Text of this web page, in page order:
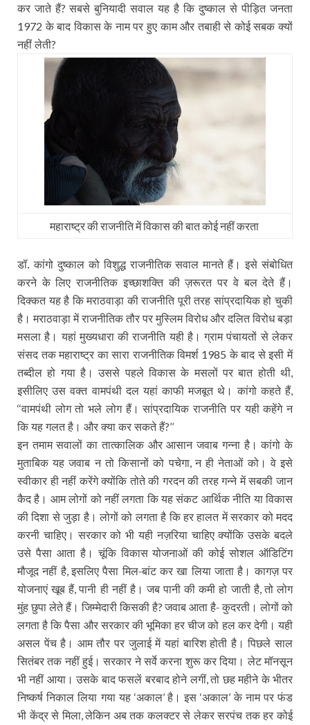
कर जाते हैं?सबसे बुनियादी सवाल यह है कि दुष्काल से पीड़ित जनता
1972 के बाद विकास के नाम पर हुए काम और तबाही से कोई सबक क्यों
नहीं लेती?
महाराष्‍ट्र की राजनीति में विकास की बात कोई नहीं करता
डॉ. कांगो दुष्काल को विशुद्ध राजनीतिक सवाल मानते हैं। इसे संबोधित
करने के लिए राजनीतिक इच्छाशक्ति की ज़रूरत पर वे बल देते हैं।
दिक्कत यह है कि मराठवाड़ा की राजनीति पूरी तरह सांप्रदायिक हो चुकी
है। मराठवाड़ा में राजनीतिक तौर पर मुस्लिम विरोध और दलित विरोध बड़ा
मसला है। यहां मुख्यधारा की राजनीति यही है। ग्राम पंचायतों से लेकर
संसद तक महाराष्ट्र का सारा राजनीतिक विमर्श 1985 के बाद से इसी में
तब्दील हो गया है। उससे पहले विकास के मसलों पर बात होती थी,
इसीलिए उस वक्त वामपंथी दल यहां काफी मजबूत थे। कांगो कहते हैं,
‘‘वामपंथी लोग तो भले लोग हैं। सांप्रदायिक राजनीति पर यही कहेंगे न
कि यह गलत है। और क्या कर सकते हैं?’’
इन तमाम सवालों का तात्कालिक और आसान जवाब गन्ना है। कांगो के
मुताबिक यह जवाब न तो किसानों को पचेगा,न ही नेताओं को। वे इसे
स्वीकार ही नहीं करेंगे क्योंकि तोते की गरदन की तरह गन्ने में सबकी जान
कैद है। आम लोगों को नहीं लगता कि यह संकट आर्थिक नीति या विकास
की दिशा से जुड़ा है। लोगों को लगता है कि हर हालत में सरकार को मदद
करनी चाहिए। सरकार को भी यही नज़रिया चाहिए क्योंकि उसके बदले
उसे पैसा आता है। चूंकि विकास योजनाओं की कोई सोशल ऑडिटिंग
मौजूद नहीं है,इसलिए पैसा मिल-बांट कर खा लिया जाता है। कागज़ पर
योजनाएं खूब हैं,पानी ही नहीं है। जब पानी की कमी हो जाती है,तो लोग
मुंह छुपा लेते हैं। जिम्मेदारी किसकी है?जवाब आता है- कुदरती। लोगों को
लगता है कि पैसा और सरकार की भूमिका हर चीज को हल कर देगी। यही
असल पेंच है। आम तौर पर जुलाई में यहां बारिश होती है। पिछले साल
सितंबर तक नहीं हुई। सरकार ने सर्वे करना शुरू कर दिया। लेट मॉनसून
भी नहीं आया। उसके बाद फसलें बरबाद होने लगीं,तो छह महीने के भीतर
निष्कर्ष निकाल लिया गया यह ‘अकाल’है। इस‘अकाल’के नाम पर फंड
भी केंद्र से मिला,लेकिन अब तक कलक्टर से लेकर सरपंच तक हर कोई